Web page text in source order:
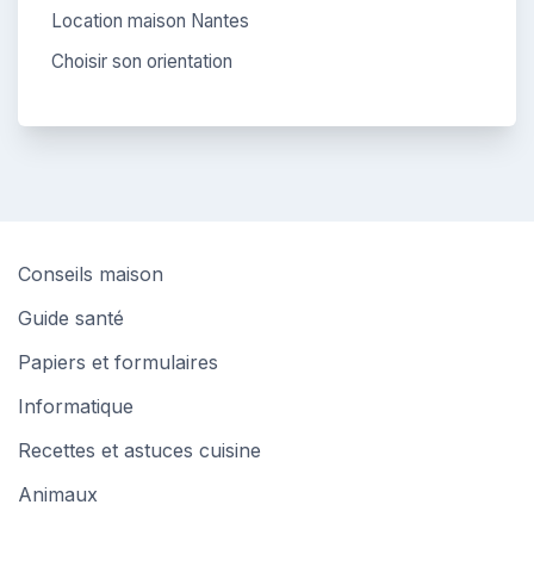
Location maison Nantes
Choisir son orientation
Conseils maison
Guide santé
Papiers et formulaires
Informatique
Recettes et astuces cuisine
Animaux